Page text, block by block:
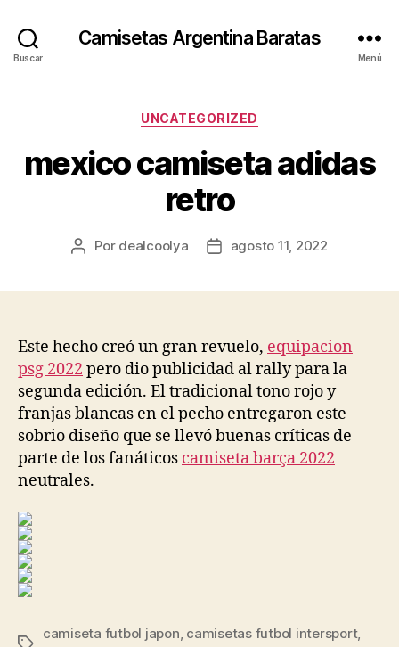
Buscar
Camisetas Argentina Baratas
Menú
Categorías
UNCATEGORIZED
mexico camiseta adidas
retro
Autor
Por dealcoolya
Fechaagosto 11, 2022
Este hecho creó un gran revuelo, equipacion
psg 2022 pero dio publicidad al rally para la
segunda edición. El tradicional tono rojo y
franjas blancas en el pecho entregaron este
sobrio diseño que se llevó buenas críticas de
parte de los fanáticos camiseta barça 2022
neutrales.
camiseta futbol japon, camisetas futbol intersport,